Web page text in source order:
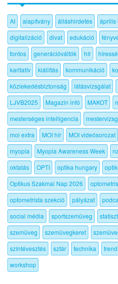
AI alapítvány álláshirdetés április
digitalizáció
divat edukáció
fontos
generációváltók hír
karitatív
kiállítás kommunikáció
közlekedésbiztonság
látásvizsgálat
LJVB2025
Magazin infó MAKOT
mesterséges intelligencia
moi extra
MOI hír MOI videósorozat
myopia
Myopia Awareness Week
oktatás
OPTI optika hungary
Optikus Szakmai Nap 2026
optometrista szekció
pályázat
social média
sportszemüveg
szemüveg
szemüvegkeret
színtévesztés
sztár technika trend
workshop